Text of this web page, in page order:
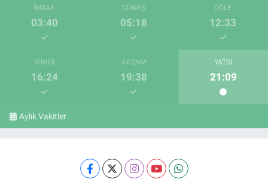
İMSAK
03:40
GÜNEŞ
05:18
ÖĞLE
12:33
İKINDI
16:24
AKŞAM
19:38
YATSI
21:09
Aylık Vakitler